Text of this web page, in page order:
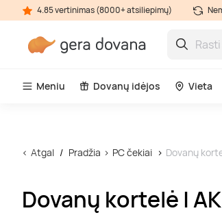
4.85 vertinimas (8000+ atsiliepimų)
Meniu Dovanų idėjos Vieta
Atgal Pradžia PC čekiai Dovanų
Dovanų kortelė |